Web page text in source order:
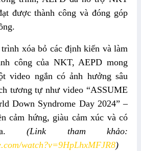
được thành công và đóng góp
xóa bỏ các định kiến và làm
công của NKT, AEPD mong
video ngắn có ảnh hưởng sâu
tương tựnhưvideo “ASSUME
Down Syndrome Day 2024” –
cảm hứng, giàu cảm xúc và có
(Link tham khảo:
watch?v=9HpLhxMFJR8)